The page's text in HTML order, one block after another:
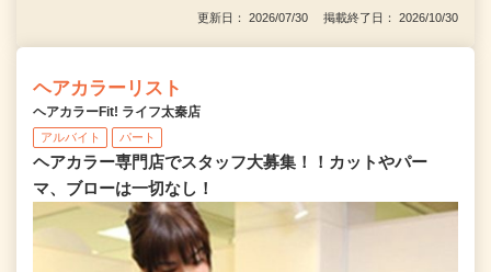
更新日： 2026/07/30 掲載終了日： 2026/10/30
ヘアカラーリスト
ヘアカラーFit! ライフ太秦店
アルバイト パート
ヘアカラー専門店でスタッフ大募集！！カットやパー
マ、ブローは一切なし！